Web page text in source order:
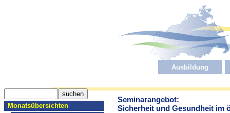
Ausbildung
Monatsübersichten
Seminarangebot:
Sicherheit und Gesundheit im